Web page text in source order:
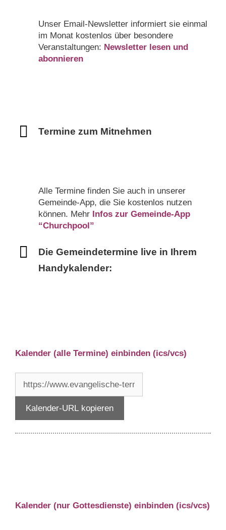
Unser Email-Newsletter informiert sie einmal
im Monat kostenlos über besondere
Veranstaltungen: Newsletter lesen und
abonnieren
Termine zum Mitnehmen
Alle Termine finden Sie auch in unserer
Gemeinde-App, die Sie kostenlos nutzen
können. Mehr Infos zur Gemeinde-App
“Churchpool”
Die Gemeindetermine live in Ihrem
Handykalender:
Kalender (alle Termine) einbinden (ics/vcs)
Kalender (nur Gottesdienste) einbinden (ics/vcs)